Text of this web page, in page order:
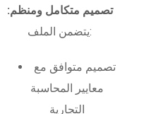
تصميم متكامل ومنظم:
يتضمن الملف:
تصميم متوافق مع
معايير المحاسبة
التجارية